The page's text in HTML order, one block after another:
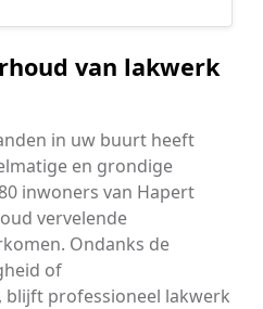
van lakwerk
in uw buurt heeft
en grondige
inwoners van Hapert
vervelende
Ondanks de
of
professioneel lakwerk